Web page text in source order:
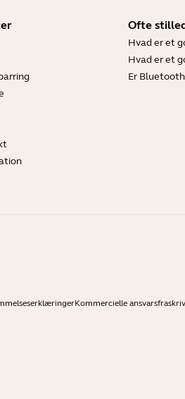
Ofte
Hvad er et
Hvad er et
Er
Kommercielle